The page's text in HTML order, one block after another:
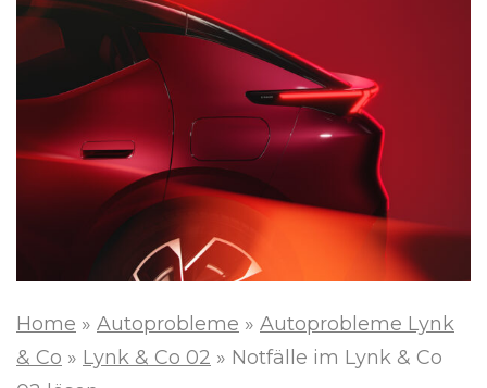
Home » Autoprobleme » Autoprobleme Lynk
& Co » Lynk & Co 02 » Notfälle im Lynk & Co